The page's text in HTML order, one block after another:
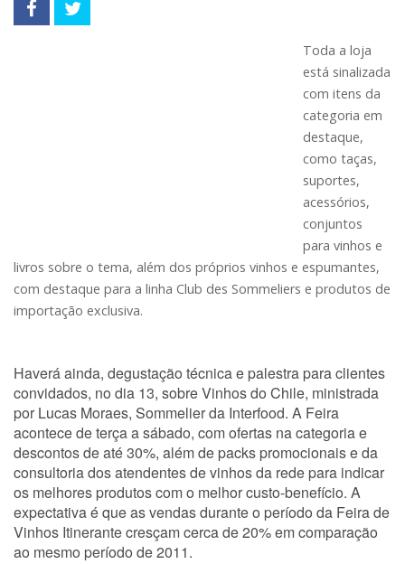
Toda a loja
está sinalizada
com itens da
categoria em
destaque,
como taças,
suportes,
acessórios,
conjuntos
para vinhos e
livros sobre o tema, além dos próprios vinhos e espumantes,
com destaque para a linha Club des Sommeliers e produtos de
importação exclusiva.
Haverá ainda, degustação técnica e palestra para clientes
convidados, no dia 13, sobre Vinhos do Chile, ministrada
por Lucas Moraes, Sommelier da Interfood. A Feira
acontece de terça a sábado, com ofertas na categoria e
descontos de até 30%, além de packs promocionais e da
consultoria dos atendentes de vinhos da rede para indicar
os melhores produtos com o melhor custo-benefício. A
expectativa é que as vendas durante o período da Feira de
Vinhos Itinerante cresçam cerca de 20% em comparação
ao mesmo período de 2011.